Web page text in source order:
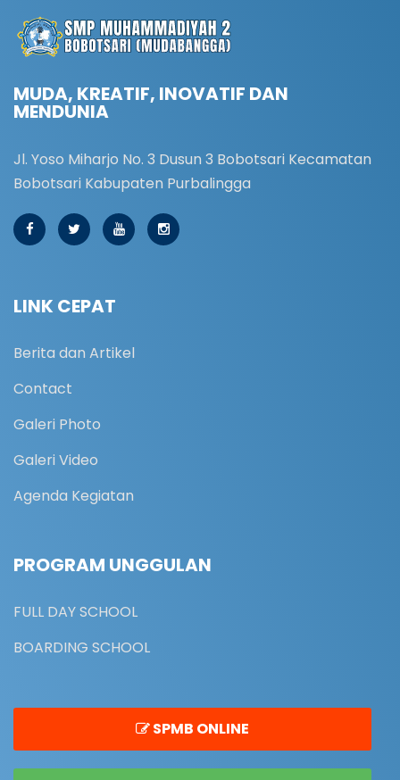
MUDA, KREATIF, INOVATIF DAN
MENDUNIA
Jl. Yoso Miharjo No. 3 Dusun 3 Bobotsari Kecamatan
Bobotsari Kabupaten Purbalingga
LINK CEPAT
Berita dan Artikel
Contact
Galeri Photo
Galeri Video
Agenda Kegiatan
PROGRAM UNGGULAN
FULL DAY SCHOOL
BOARDING SCHOOL
SPMB ONLINE